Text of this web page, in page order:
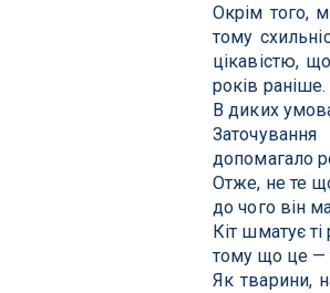
Окрім того,
тому
цікавістю,
років раніше.
В диких
Заточування
допомагало
Отже, не те
до чого він
Кіт шматує ті
тому що це —
Як тварини,